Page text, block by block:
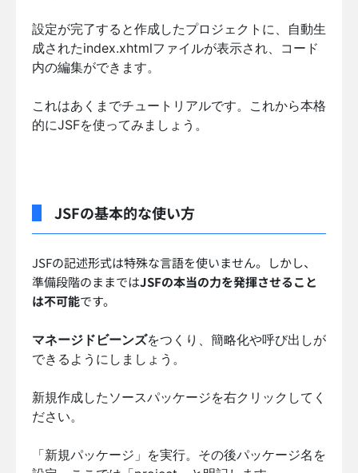
設定が完了すると作成したプロジェクトに、自動生
成されたindex.xhtmlファイルが表示され、コード
内の編集ができます。
これはあくまでチュートリアルです。これから本格
的にJSFを使ってみましょう。
JSFの基本的な使い方
JSFの記述形式は特殊な言語を使いません。しかし、
準備段階のままではJSFの本当の力を発揮させること
は不可能です。
マネージドビーンズをつくり、簡略化や呼び出しが
できるようにしましょう。
新規作成したソースパッケージを右クリックしてく
ださい。
「新規パッケージ」を実行。その後パッケージ名を